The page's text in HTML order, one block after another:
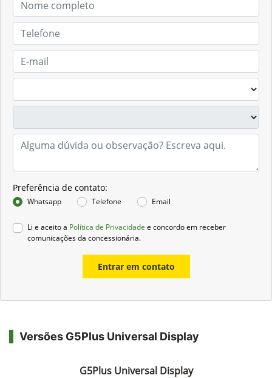
Preferência de contato:
Whatsapp Telefone Email
Li e aceito a Política de Privacidade e concordo em receber
comunicações da concessionária.
Entrar em contato
Versões G5Plus Universal Display
G5Plus Universal Display